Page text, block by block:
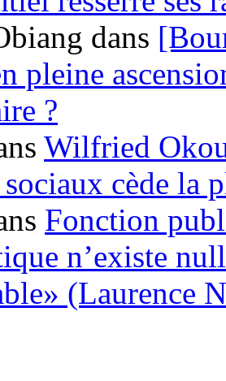
dans
pleine
?
Wilfried
sociaux cède la
Fonction
n’existe
(Laurence